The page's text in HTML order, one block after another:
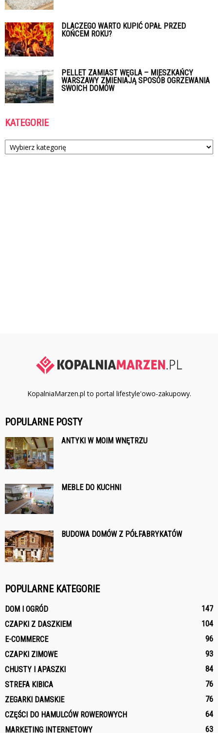
DLACZEGO WARTO KUPIĆ OPAŁ PRZED
KOŃCEM ROKU?
PELLET ZAMIAST WĘGLA – MIESZKAŃCY
WARSZAWY ZMIENIAJĄ SPOSÓB OGRZEWANIA
SWOICH DOMÓW
KATEGORIE
Kategorie
KopalniaMarzen.pl to portal lifestyle'owo-zakupowy.
POPULARNE POSTY
ANTYKI W MOIM WNĘTRZU
MEBLE DO KUCHNI
BUDOWA DOMÓW Z PÓŁFABRYKATÓW
POPULARNE KATEGORIE
DOM I OGRÓD
147
CZAPKI Z DASZKIEM
104
E-COMMERCE
96
CZAPKI ZIMOWE
93
CHUSTY I APASZKI
84
STREFA KIBICA
76
ZEGARKI DAMSKIE
76
CZĘŚCI DO HAMULCÓW ROWEROWYCH
64
MARKETING INTERNETOWY
63